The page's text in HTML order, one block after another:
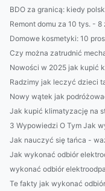
BDO za granicą: kiedy
Remont domu za 10 tys. -
Domowe kosmetyki: 10
Czy można zatrudnić
Nowości w 2025 jak kupić
Radzimy jak leczyć dzieci
Nowy wątek jak
Jak kupić klimatyzację na
3 Wypowiedzi O Tym Jak
Jak nauczyć się tańca -
Jak wykonać odbiór
wykonać odbiór
Te fakty jak wykonać